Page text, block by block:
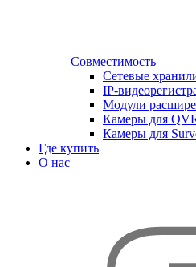
Совместимость
Сетевые
IP-
Модули
Камеры для
Камеры для
Где купить
О нас